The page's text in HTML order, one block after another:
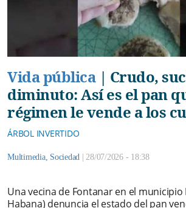
Vida pública| Crudo,
diminuto: Así es el pan
régimen le vende a los
ÁRBOL INVERTIDO
Multimedia, Sociedad | 28/07/2026 - 18:38
Una vecina de Fontanar en el municipio
Habana) denuncia el estado del pan